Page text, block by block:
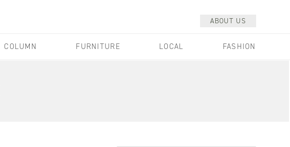
ABOUT US
COLUMN FURNITURE LOCAL FASHION